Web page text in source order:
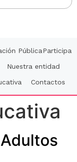
PúblicaParticipa
Nuestra entidad
Contactos